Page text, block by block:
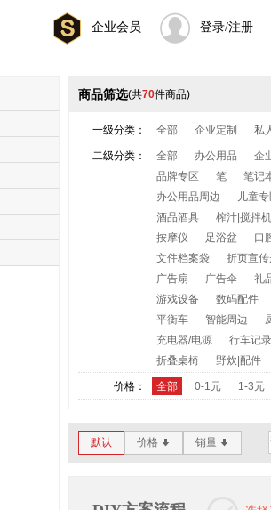
企业会员 登录/注册
商品筛选(共70件商品)
一级分类： 全部 企业定制 私
二级分类： 全部 办公用品
企
品牌专区
笔
笔记
办公用品周边
儿童
酒品酒具
榨汁|搅拌机
按摩仪
足浴盆
口
文件档案袋
折页宣
广告扇
广告伞
礼
游戏设备
数码配件
平衡车
智能周边
充电器/电源
行车记
折叠桌椅
野炊|配件
价格： 全部 0-1元 1-3元
默认 价格 * 销量 *